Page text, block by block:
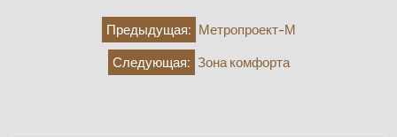
НавигацияПредыдущая: Метропроект-М
Следующая: Зона комфорта